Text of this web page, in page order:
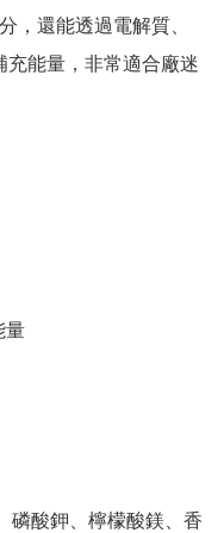
，還能透過電解質、
能量，非常適合廠迷
量
磷酸鉀、檸檬酸鎂、香